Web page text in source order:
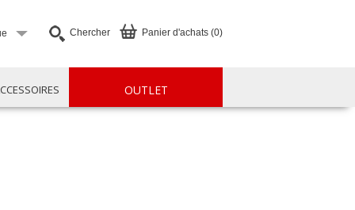
Panier d'achats (0)
Chercher
OUTLET